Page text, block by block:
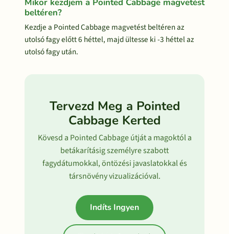
beltéren?
Kezdje a Pointed Cabbage magvetést beltéren az
utolsó fagy előtt 6 héttel, majd ültesse ki -3 héttel az
utolsó fagy után.
Tervezd Meg a Pointed
Cabbage Kerted
Kövesd a Pointed Cabbage útját a magoktól a
betákarításig személyre szabott
fagydátumokkal, öntözési javaslatokkal és
társnövény vizualizációval.
Indíts Ingyen